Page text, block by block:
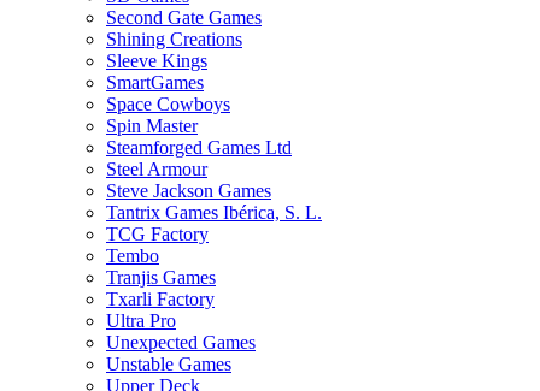
Second Gate Games
Shining Creations
Sleeve Kings
SmartGames
Space Cowboys
Spin Master
Steamforged Games Ltd
Steel Armour
Steve Jackson Games
Tantrix Games Ibérica, S. L.
TCG Factory
Tembo
Tranjis Games
Txarli Factory
Ultra Pro
Unexpected Games
Unstable Games
Upper Deck